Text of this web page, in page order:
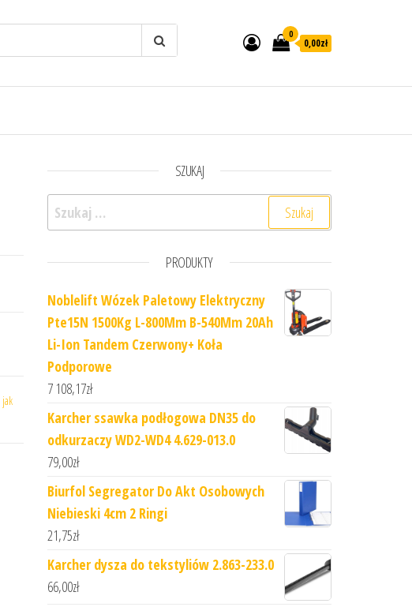
0
0,00zł
jak
SZUKAJ
Szukaj:
PRODUKTY
Noblelift Wózek Paletowy Elektryczny
Pte15N 1500Kg L-800Mm B-540Mm 20Ah
Li-Ion Tandem Czerwony+ Koła
Podporowe
7 108,17zł
Karcher ssawka podłogowa DN35 do
odkurzaczy WD2-WD4 4.629-013.0
79,00zł
Biurfol Segregator Do Akt Osobowych
Niebieski 4cm 2 Ringi
21,75zł
Karcher dysza do tekstyliów 2.863-233.0
66,00zł